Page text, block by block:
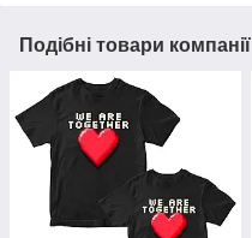
Подібні товари компанії